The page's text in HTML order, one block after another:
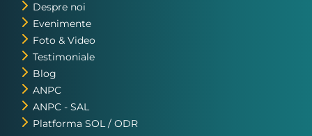
Despre noi
Evenimente
Foto & Video
Testimoniale
Blog
ANPC
ANPC - SAL
Platforma SOL / ODR